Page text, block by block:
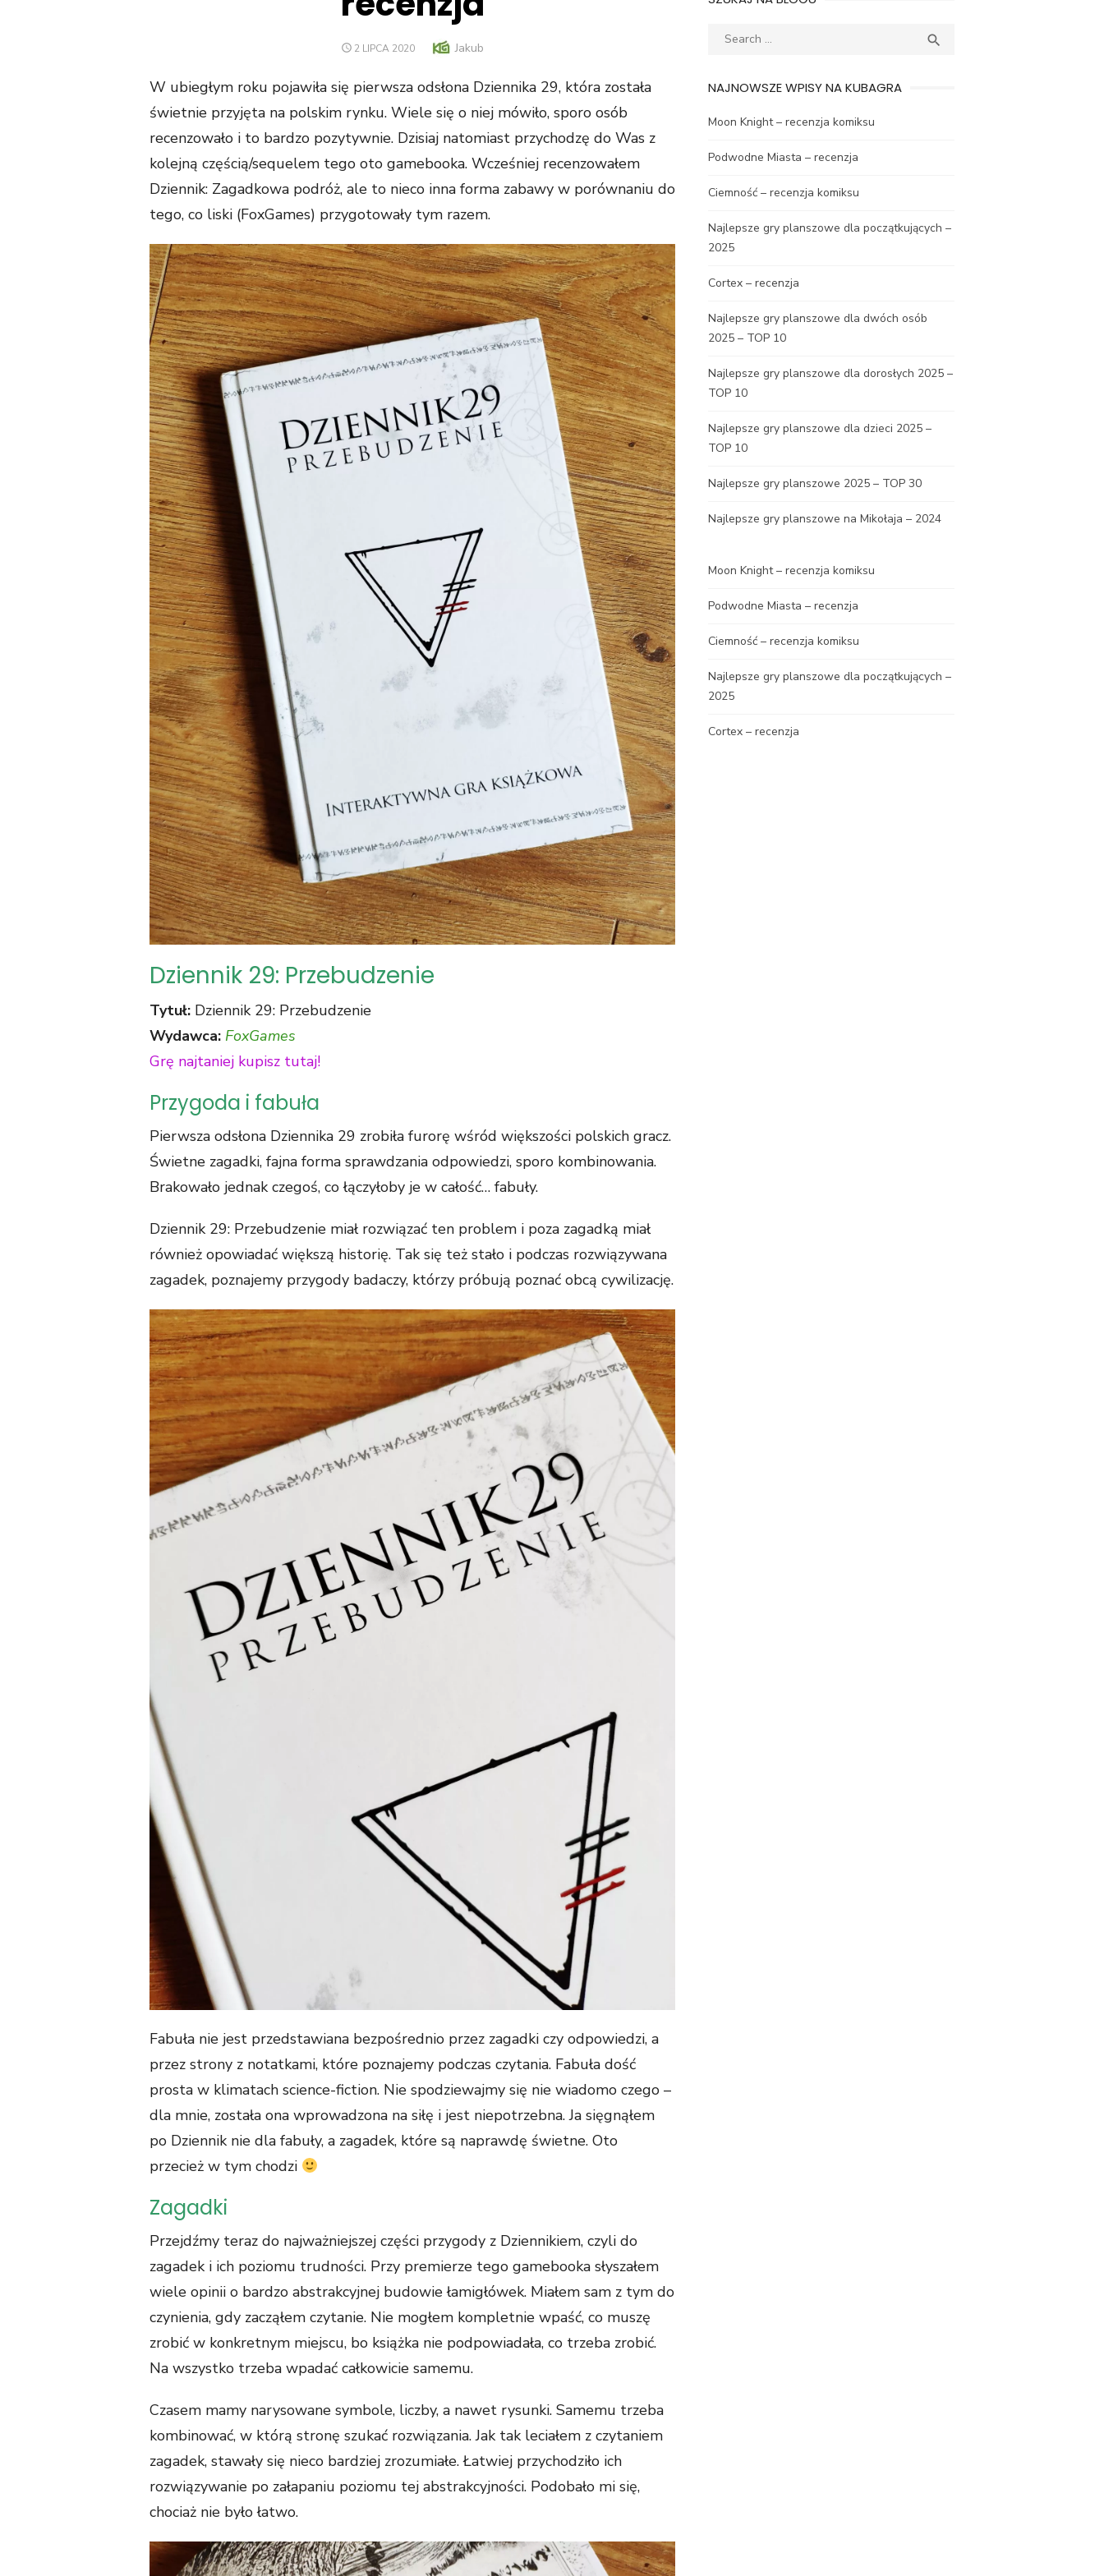
POSTED
2 LIPCA 2020 Author
Jakub
W ubiegłym roku pojawiła się pierwsza odsłona Dziennika 29, która została
świetnie przyjęta na polskim rynku. Wiele się o niej mówiło, sporo osób
recenzowało i to bardzo pozytywnie. Dzisiaj natomiast przychodzę do Was z
kolejną częścią/sequelem tego oto gamebooka. Wcześniej recenzowałem
Dziennik: Zagadkowa podróż, ale to nieco inna forma zabawy w porównaniu do
tego, co liski (FoxGames) przygotowały tym razem.
Dziennik 29: Przebudzenie
Tytuł: Dziennik 29: Przebudzenie
Wydawca: FoxGames
Grę najtaniej kupisz tutaj!
Przygoda i fabuła
Pierwsza odsłona Dziennika 29 zrobiła furorę wśród większości polskich gracz.
Świetne zagadki, fajna forma sprawdzania odpowiedzi, sporo kombinowania.
Brakowało jednak czegoś, co łączyłoby je w całość… fabuły.
Dziennik 29: Przebudzenie miał rozwiązać ten problem i poza zagadką miał
również opowiadać większą historię. Tak się też stało i podczas rozwiązywana
zagadek, poznajemy przygody badaczy, którzy próbują poznać obcą cywilizację.
Fabuła nie jest przedstawiana bezpośrednio przez zagadki czy odpowiedzi, a
przez strony z notatkami, które poznajemy podczas czytania. Fabuła dość
prosta w klimatach science-fiction. Nie spodziewajmy się nie wiadomo czego –
dla mnie, została ona wprowadzona na siłę i jest niepotrzebna. Ja sięgnąłem
po Dziennik nie dla fabuły, a zagadek, które są naprawdę świetne. Oto
przecież w tym chodzi
Zagadki
Przejdźmy teraz do najważniejszej części przygody z Dziennikiem, czyli do
zagadek i ich poziomu trudności. Przy premierze tego gamebooka słyszałem
wiele opinii o bardzo abstrakcyjnej budowie łamigłówek. Miałem sam z tym do
czynienia, gdy zacząłem czytanie. Nie mogłem kompletnie wpaść, co muszę
zrobić w konkretnym miejscu, bo książka nie podpowiadała, co trzeba zrobić.
Na wszystko trzeba wpadać całkowicie samemu.
Czasem mamy narysowane symbole, liczby, a nawet rysunki. Samemu trzeba
kombinować, w którą stronę szukać rozwiązania. Jak tak leciałem z czytaniem
zagadek, stawały się nieco bardziej zrozumiałe. Łatwiej przychodziło ich
rozwiązywanie po załapaniu poziomu tej abstrakcyjności. Podobało mi się,
chociaż nie było łatwo.
Search

NAJNOWSZE WPISY NA KUBAGRA
Moon Knight – recenzja komiksu
Podwodne Miasta – recenzja
Ciemność – recenzja komiksu
Najlepsze gry planszowe dla początkujących –
2025
Cortex – recenzja
Najlepsze gry planszowe dla dwóch osób
2025 – TOP 10
Najlepsze gry planszowe dla dorosłych 2025 –
TOP 10
Najlepsze gry planszowe dla dzieci 2025 –
TOP 10
Najlepsze gry planszowe 2025 – TOP 30
Najlepsze gry planszowe na Mikołaja – 2024
Moon Knight – recenzja komiksu
Podwodne Miasta – recenzja
Ciemność – recenzja komiksu
Najlepsze gry planszowe dla początkujących –
2025
Cortex – recenzja